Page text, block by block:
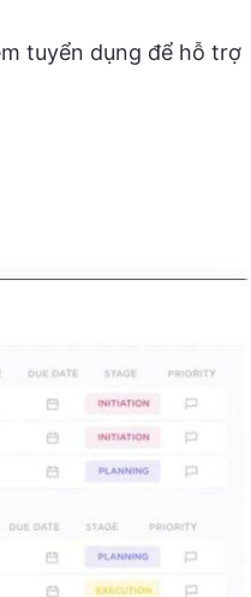
tuyển dụng để hỗ trợ